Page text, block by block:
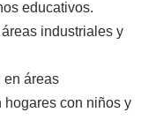
educativos.
áreas industriales y
en áreas
con niños y